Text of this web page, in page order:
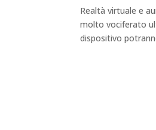
Realtà virtuale e
molto vociferato
dispositivo